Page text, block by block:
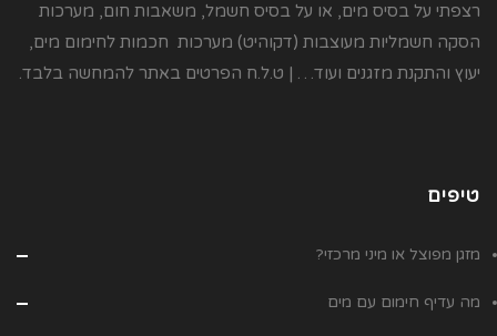
רצפתי על בסיס מים, או על בסיס חשמל, משאבות חום, מערכות
הסקה חשמליות מעוצבות (דקוהיט) מערכות חכמות לחימום מים,
יעוץ והתקנת מזגנים ועוד… | ט.ל.ח הפרטים באתר להמחשה בלבד.
טיפים
מזגן מפוצל או מיני מרכזי?
מה עדיף חימום עם מים